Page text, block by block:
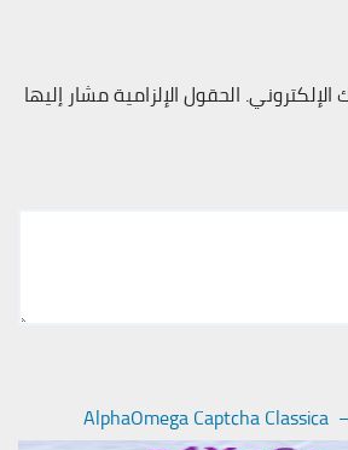
الحقول الإلزامية مشار إليها
AlphaOmega Captcha